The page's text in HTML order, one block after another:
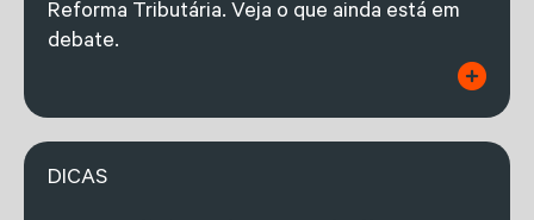
Reforma Tributária. Veja o que ainda está em
debate.
DICAS